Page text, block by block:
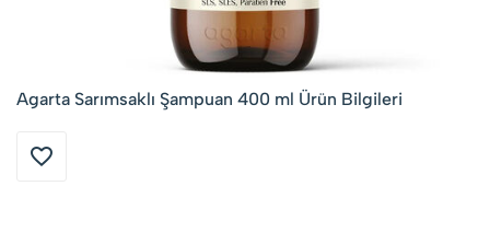
Agarta Sarımsaklı Şampuan 400 ml Ürün Bilgileri